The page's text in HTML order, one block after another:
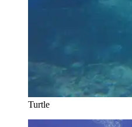
Turtle